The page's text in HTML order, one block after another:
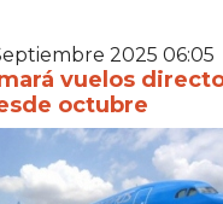
2025 06:05
vuelos
octubre